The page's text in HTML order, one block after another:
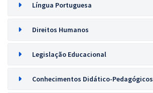
Língua Portuguesa
Direitos Humanos
Legislação Educacional
Conhecimentos Didático-Pedagógicos